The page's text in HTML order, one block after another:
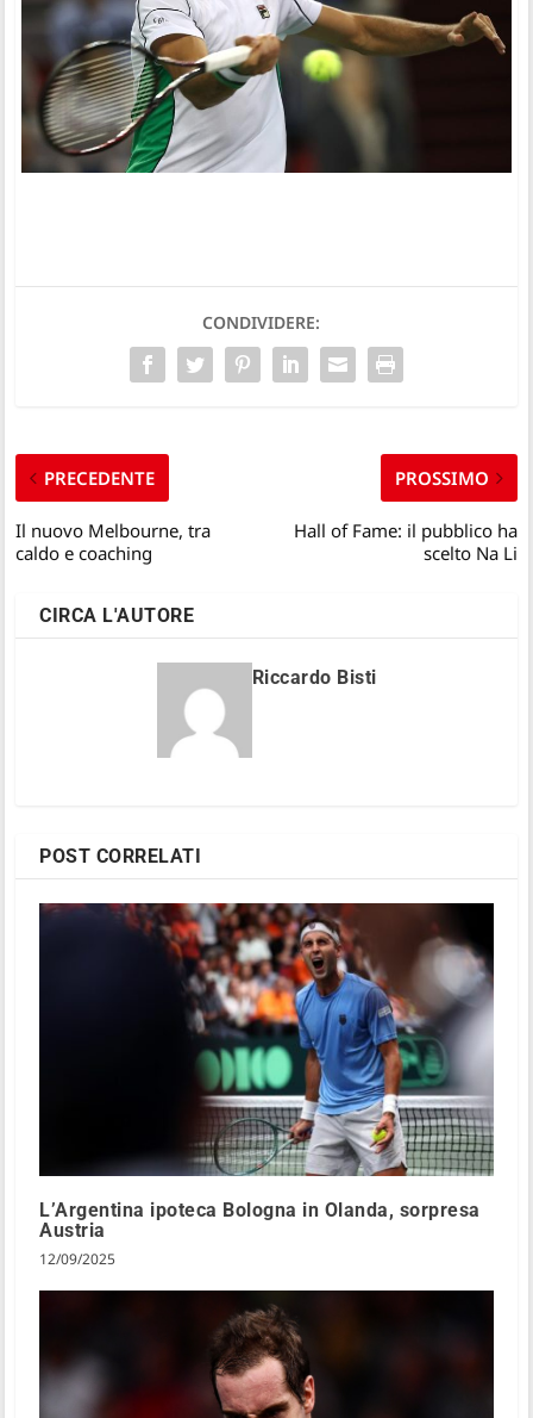
CONDIVIDERE:
PRECEDENTE
Il nuovo Melbourne, tra
caldo e coaching
PROSSIMO
Hall of Fame: il pubblico ha
scelto Na Li
CIRCA L'AUTORE
Riccardo Bisti
POST CORRELATI
L’Argentina ipoteca Bologna in Olanda, sorpresa
Austria
12/09/2025